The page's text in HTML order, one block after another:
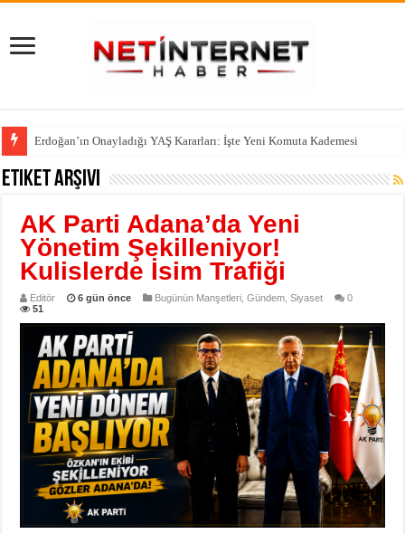
Erdoğan’ın Onayladığı YAŞ Kararları: İşte Yeni Komuta Kademesi
Etiket Arşivi
AK Parti Adana’da Yeni
Yönetim Şekilleniyor!
Kulislerde İsim Trafiği
Editör 6 gün önce Bugünün Manşetleri ,Gündem ,Siyaset
0
51